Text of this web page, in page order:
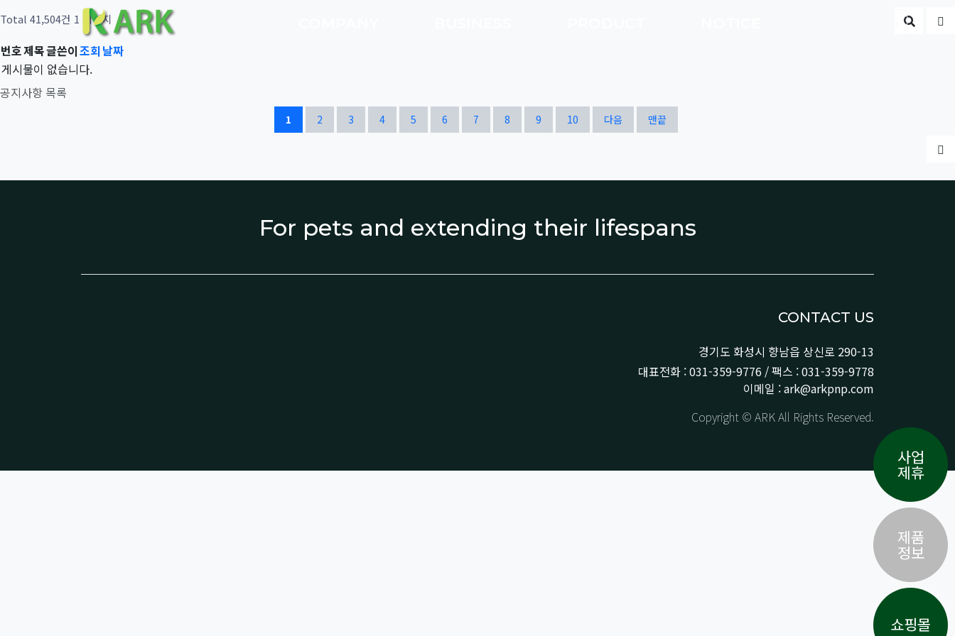
Total 41,504건 1 페이지 게시판
공지사항 목록
번호제목글쓴이조회날짜
게시물이 없습니다.
열린
1 페이지
2
페이지 3
페이지 4
페이지 5
페이지 6
페이지 7
페이지 8
페이지 9
페이지 10
페이지 다음 맨끝
For pets and extending their lifespans
CONTACT US
경기도 화성시 향남읍 상신로 290-13
대표전화 : 031-359-9776 / 팩스 : 031-359-9778
이메일 : ark@arkpnp.com
Copyright © ARK All Rights Reserved.
사업
제휴
제품
정보
쇼핑몰